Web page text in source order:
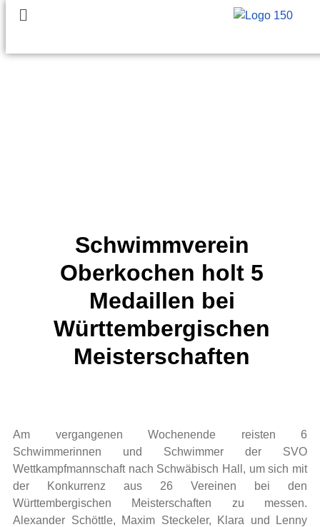
Schwimmverein
Oberkochen holt 5
Medaillen bei
Württembergischen
Meisterschaften
Am vergangenen Wochenende reisten 6
Schwimmerinnen und Schwimmer der SVO
Wettkampfmannschaft nach Schwäbisch Hall, um sich mit
der Konkurrenz aus 26 Vereinen bei den
Württembergischen Meisterschaften zu messen.
Alexander Schöttle, Maxim Steckeler, Klara und Lenny